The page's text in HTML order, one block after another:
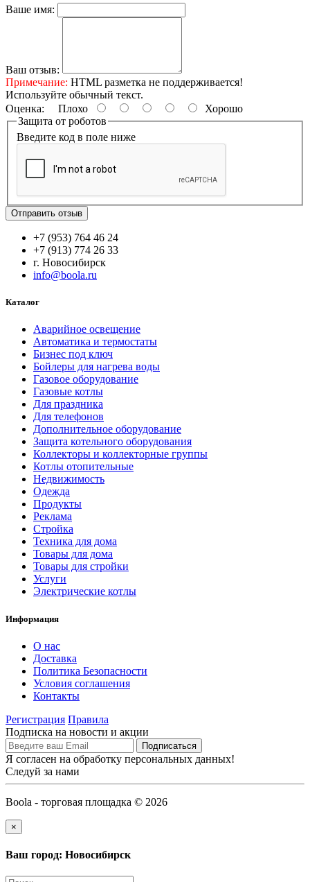
Ваше имя:
Ваш отзыв:
Примечание: HTML разметка не поддерживается!
Используйте обычный текст.
Оценка: Плохо
Хорошо
Защита от роботов
Введите код в поле ниже
Отправить отзыв
+7 (953) 764 46 24
+7 (913) 774 26 33
г. Новосибирск
info@boola.ru
Каталог
Аварийное освещение
Автоматика и термостаты
Бизнес под ключ
Бойлеры для нагрева воды
Газовое оборудование
Газовые котлы
Для праздника
Для телефонов
Дополнительное оборудование
Защита котельного оборудования
Коллекторы и коллекторные группы
Котлы отопительные
Недвижимость
Одежда
Продукты
Реклама
Стройка
Техника для дома
Товары для дома
Товары для стройки
Услуги
Электрические котлы
Информация
О нас
Доставка
Политика Безопасности
Условия соглашения
Контакты
Регистрация Правила
Подписка на новости и акции
Я согласен на обработку персональных данных!
Следуй за нами
Boola - торговая площадка © 2026
×
Ваш город: Новосибирск